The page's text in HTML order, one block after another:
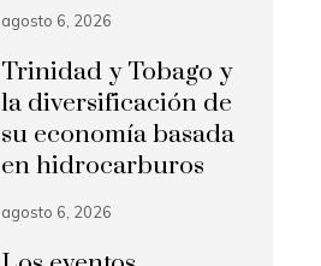
agosto 6, 2026
Trinidad y Tobago y
la diversificación de
su economía basada
en hidrocarburos
agosto 6, 2026